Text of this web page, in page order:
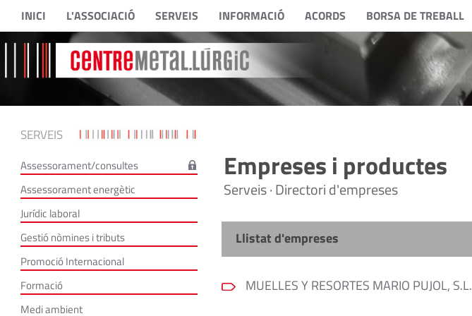
INICI L'ASSOCIACIÓ SERVEIS INFORMACIÓ ACORDS BORSA DE TREBALL
SERVEIS
Assessorament/consultes
Assessorament energètic
Jurídic laboral
Gestió nòmines i tributs
Promoció Internacional
Formació
Medi ambient
Empreses i productes
Serveis · Directori d'empreses
Llistat d'empreses
MUELLES Y RESORTES MARIO PUJOL, S.L.